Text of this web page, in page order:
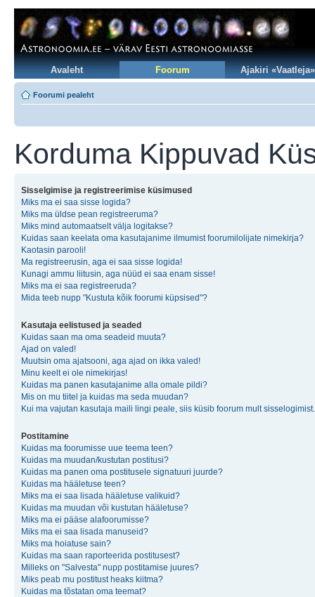
Avaleht Foorum Ajakiri «Vaatleja»
Foorumi pealeht
Korduma Kippuvad
Sisselgimise ja registreerimise küsimused
Miks ma ei saa sisse logida?
Miks ma üldse pean registreeruma?
Miks mind automaatselt välja logitakse?
Kuidas saan keelata oma kasutajanime ilmumist foorumilolijate nimekirja?
Kaotasin parooli!
Ma registreerusin, aga ei saa sisse logida!
Kunagi ammu liitusin, aga nüüd ei saa enam sisse!
Miks ma ei saa registreeruda?
Mida teeb nupp "Kustuta kõik foorumi küpsised"?
Kasutaja eelistused ja seaded
Kuidas saan ma oma seadeid muuta?
Ajad on valed!
Muutsin oma ajatsooni, aga ajad on ikka valed!
Minu keelt ei ole nimekirjas!
Kuidas ma panen kasutajanime alla omale pildi?
Mis on mu tiitel ja kuidas ma seda muudan?
Kui ma vajutan kasutaja maili lingi peale, siis küsib foorum mult sisselogimist.
Postitamine
Kuidas ma foorumisse uue teema teen?
Kuidas ma muudan/kustutan postitusi?
Kuidas ma panen oma postitusele signatuuri juurde?
Kuidas ma hääletuse teen?
Miks ma ei saa lisada hääletuse valikuid?
Kuidas ma muudan või kustutan hääletuse?
Miks ma ei pääse alafoorumisse?
Miks ma ei saa lisada manuseid?
Miks ma hoiatuse sain?
Kuidas ma saan raporteerida postitusest?
Milleks on "Salvesta" nupp postitamise juures?
Miks peab mu postitust heaks kiitma?
Kuidas ma tõstatan oma teemat?